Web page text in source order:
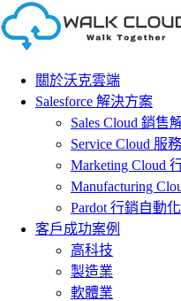
Skip
to
content
關於沃克雲端
Salesforce 解決方案
Sales Cloud 銷售
Service Cloud 服
Marketing Cloud
Manufacturing
Pardot 行銷自動化
客戶成功案例
高科技
製造業
軟體業